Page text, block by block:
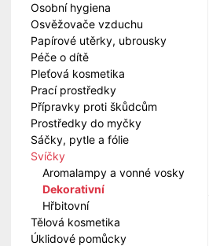
Osobní hygiena
Osvěžovače vzduchu
Papírové utěrky, ubrousky
Péče o dítě
Pleťová kosmetika
Prací prostředky
Přípravky proti škůdcům
Prostředky do myčky
Sáčky, pytle a fólie
Svíčky
Aromalampy a vonné vosky
Dekorativní
Hřbitovní
Tělová kosmetika
Úklidové pomůcky